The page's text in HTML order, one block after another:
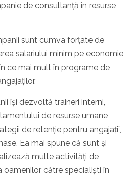
de consultanță în resurse
sunt cumva forțate de
salariului minim pe economie
ce mai mult în programe de
își dezvoltă traineri interni,
de resurse umane
de retenție pentru angajați”,
Ea mai spune că sunt și
multe activități de
oamenilor către specialiști în